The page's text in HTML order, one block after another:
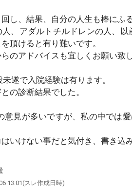
し、結果、自分の人生も棒にふ
、アダルトチルドレンの人、
頂けると有り難いです。
のアドバイスも宜しくお願い致し
遂で入院経験は有ります。
の診断結果でした。
意見が多いですが、私の中では
いけない事だと気付き、書き込
13:01 (スレ作成日時)